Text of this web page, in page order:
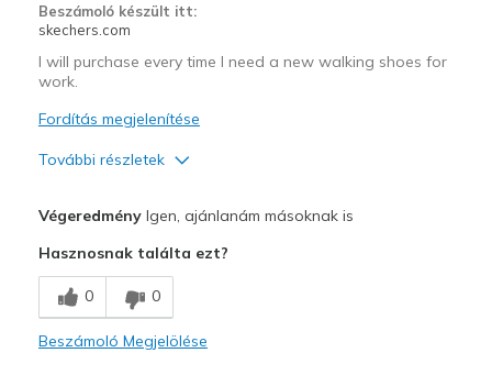
Beszámoló készült itt:
skechers.com
I will purchase every time I need a new walking shoes for
work.
Fordítás megjelenítése
További részletek
Breathe Well
Comfortable
VégeredményIgen, ajánlanám másoknak is
Hasznosnak találta ezt?
0 0
Beszámoló Megjelölése